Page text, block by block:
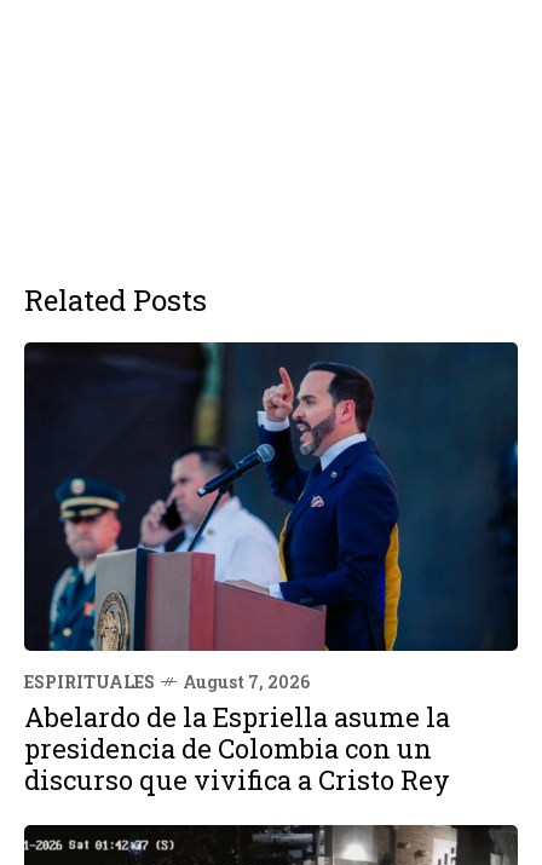
Related Posts
ESPIRITUALES August 7, 2026
Abelardo de la Espriella asume la
presidencia de Colombia con un
discurso que vivifica a Cristo Rey